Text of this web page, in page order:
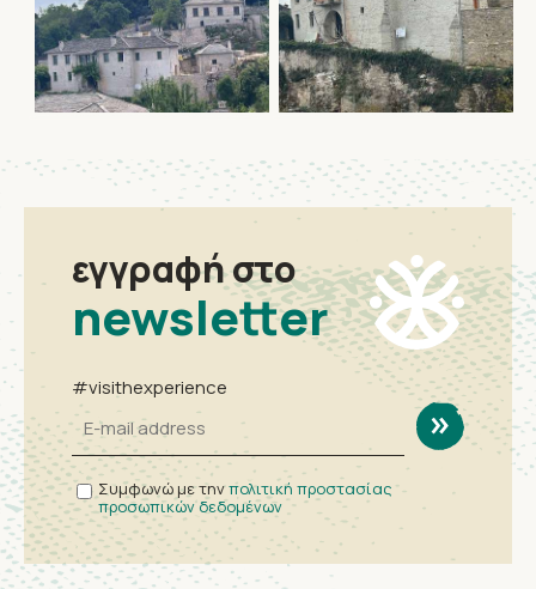
εγγραφή στο
newsletter
#visithexperience
Συμφωνώ με τηνπολιτική προστασίας
προσωπικών δεδομένων